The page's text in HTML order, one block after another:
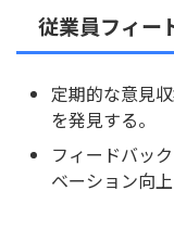
従業員フィー
定期的な意見
を発見する。
フィードバッ
ベーション向上